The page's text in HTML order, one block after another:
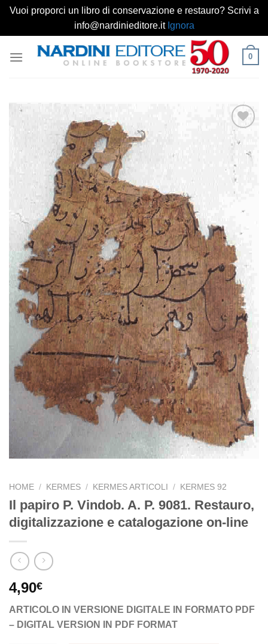
Vuoi proporci un libro di conservazione e restauro? Scrivi a
info@nardinieditore.it Ignora
0
Aggiungi
alla lista
dei
desideri
HOME / KERMES / KERMES ARTICOLI / KERMES 92
Il papiro P. Vindob. A. P. 9081. Restauro,
digitalizzazione e catalogazione on-line
4,90€
ARTICOLO IN VERSIONE DIGITALE IN FORMATO PDF
– DIGITAL VERSION IN PDF FORMAT